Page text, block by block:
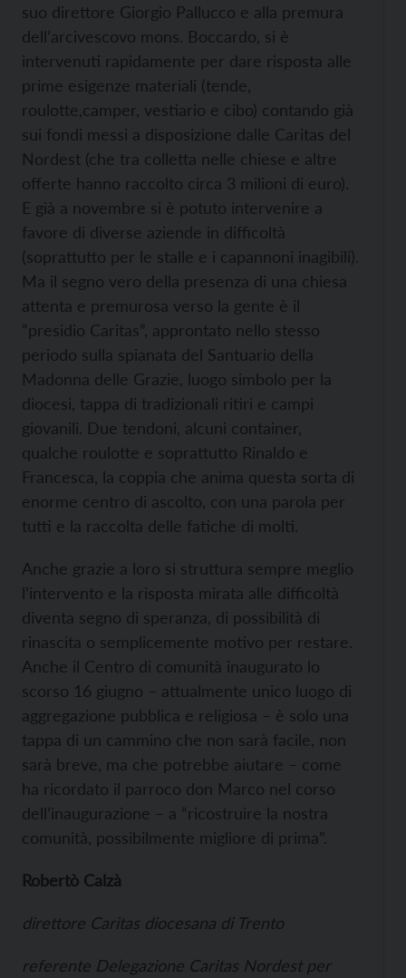
suo direttore Giorgio Pallucco e alla premura
dell’arcivescovo mons. Boccardo, si è
intervenuti rapidamente per dare risposta alle
prime esigenze materiali (tende,
roulotte,camper, vestiario e cibo) contando già
sui fondi messi a disposizione dalle Caritas del
Nordest (che tra colletta nelle chiese e altre
offerte hanno raccolto circa 3 milioni di euro).
E già a novembre si è potuto intervenire a
favore di diverse aziende in difficoltà
(soprattutto per le stalle e i capannoni inagibili).
Ma il segno vero della presenza di una chiesa
attenta e premurosa verso la gente è il
“presidio Caritas”, approntato nello stesso
periodo sulla spianata del Santuario della
Madonna delle Grazie, luogo simbolo per la
diocesi, tappa di tradizionali ritiri e campi
giovanili. Due tendoni, alcuni container,
qualche roulotte e soprattutto Rinaldo e
Francesca, la coppia che anima questa sorta di
enorme centro di ascolto, con una parola per
tutti e la raccolta delle fatiche di molti.
Anche grazie a loro si struttura sempre meglio
l’intervento e la risposta mirata alle difficoltà
diventa segno di speranza, di possibilità di
rinascita o semplicemente motivo per restare.
Anche il Centro di comunità inaugurato lo
scorso 16 giugno – attualmente unico luogo di
aggregazione pubblica e religiosa – è solo una
tappa di un cammino che non sarà facile, non
sarà breve, ma che potrebbe aiutare – come
ha ricordato il parroco don Marco nel corso
dell’inaugurazione – a “ricostruire la nostra
comunità, possibilmente migliore di prima”.
Robertò Calzà
direttore Caritas diocesana di Trento
referente Delegazione Caritas Nordest per